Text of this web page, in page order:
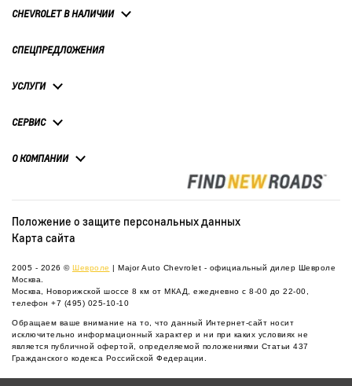
CHEVROLET В НАЛИЧИИ
СПЕЦПРЕДЛОЖЕНИЯ
УСЛУГИ
СЕРВИС
О КОМПАНИИ
Положение о защите персональных данных
Карта сайта
2005 - 2026 © Шевроле | Major Auto Chevrolet - официальный дилер Шевроле
Москва.
Москва, Новорижской шоссе 8 км от МКАД, ежедневно с 8-00 до 22-00,
телефон +7 (495) 025-10-10
Обращаем ваше внимание на то, что данный Интернет-сайт носит
исключительно информационный характер и ни при каких условиях не
является публичной офертой, определяемой положениями Статьи 437
Гражданского кодекса Российской Федерации.